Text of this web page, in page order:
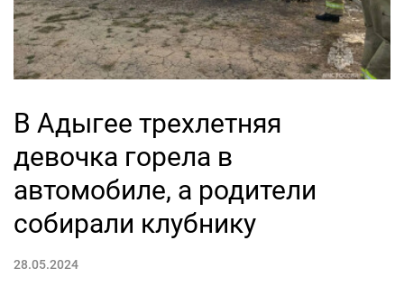
В Адыгее трехлетняя
девочка горела в
автомобиле, а родители
собирали клубнику
28.05.2024